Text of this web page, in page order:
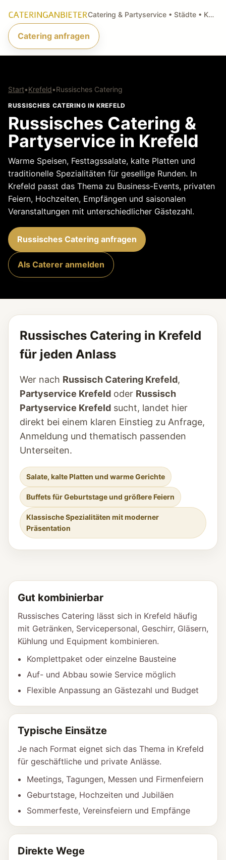
Catering & Partyservice • Städte • Küchenarten • Anfragen
Catering anfragen
Start•Krefeld•Russisches Catering
RUSSISCHES CATERING IN KREFELD
Russisches Catering &
Partyservice in Krefeld
Warme Speisen, Festtagssalate, kalte Platten und
traditionelle Spezialitäten für gesellige Runden. In
Krefeld passt das Thema zu Business-Events, privaten
Feiern, Hochzeiten, Empfängen und saisonalen
Veranstaltungen mit unterschiedlicher Gästezahl.
Russisches Catering anfragen
Als Caterer anmelden
Russisches Catering in Krefeld
für jeden Anlass
Wer nach Russisch Catering Krefeld,
Partyservice Krefeld oder Russisch
Partyservice Krefeld sucht, landet hier
direkt bei einem klaren Einstieg zu Anfrage,
Anmeldung und thematisch passenden
Unterseiten.
Salate, kalte Platten und warme Gerichte
Buffets für Geburtstage und größere Feiern
Klassische Spezialitäten mit moderner
Präsentation
Gut kombinierbar
Russisches Catering lässt sich in Krefeld häufig
mit Getränken, Servicepersonal, Geschirr, Gläsern,
Kühlung und Equipment kombinieren.
Komplettpaket oder einzelne Bausteine
Auf- und Abbau sowie Service möglich
Flexible Anpassung an Gästezahl und Budget
Typische Einsätze
Je nach Format eignet sich das Thema in Krefeld
für geschäftliche und private Anlässe.
Meetings, Tagungen, Messen und Firmenfeiern
Geburtstage, Hochzeiten und Jubiläen
Sommerfeste, Vereinsfeiern und Empfänge
Direkte Wege